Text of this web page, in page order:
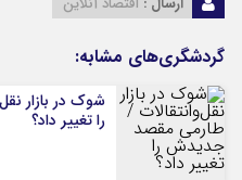
گردشگری‌های مشابه:
شوک در بازار
را تغییر داد؟